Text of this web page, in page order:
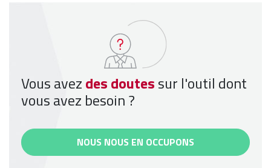
Vous avezdes doutessur l'outil dont
vous avez besoin ?
NOUS NOUS EN OCCUPONS